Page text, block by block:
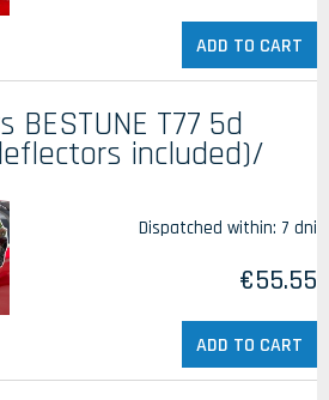
ADD TO CART
T77 5d
included)/
Dispatched within: 7 dni
€55.55
ADD TO CART